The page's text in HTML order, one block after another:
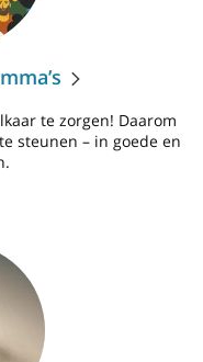
te zorgen! Daarom
steunen – in goede en